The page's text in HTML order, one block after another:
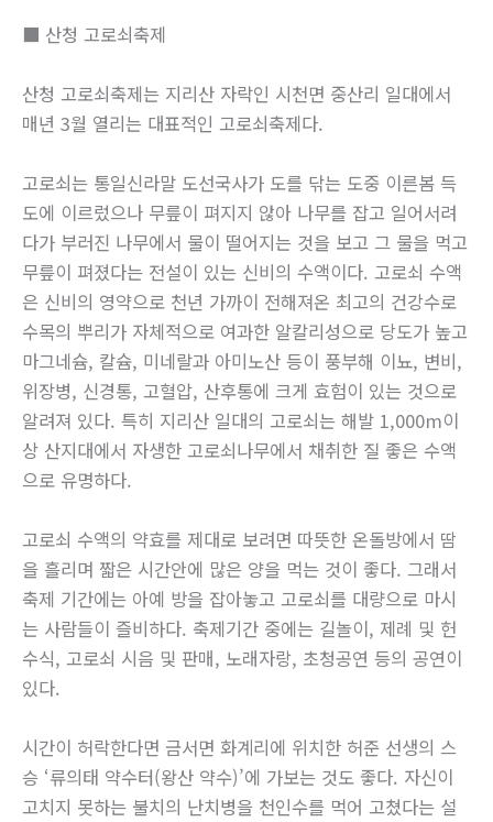
■ 산청 고로쇠축제
산청 고로쇠축제는 지리산 자락인 시천면 중산리 일대에서
매년 3월 열리는 대표적인 고로쇠축제다.
고로쇠는 통일신라말 도선국사가 도를 닦는 도중 이른봄 득
도에 이르렀으나 무릎이 펴지지 않아 나무를 잡고 일어서려
다가 부러진 나무에서 물이 떨어지는 것을 보고 그 물을 먹고
무릎이 펴졌다는 전설이 있는 신비의 수액이다. 고로쇠 수액
은 신비의 영약으로 천년 가까이 전해져온 최고의 건강수로
수목의 뿌리가 자체적으로 여과한 알칼리성으로 당도가 높고
마그네슘, 칼슘, 미네랄과 아미노산 등이 풍부해 이뇨, 변비,
위장병, 신경통, 고혈압, 산후통에 크게 효험이 있는 것으로
알려져 있다. 특히 지리산 일대의 고로쇠는 해발 1,000m이
상 산지대에서 자생한 고로쇠나무에서 채취한 질 좋은 수액
으로 유명하다.
고로쇠 수액의 약효를 제대로 보려면 따뜻한 온돌방에서 땀
을 흘리며 짧은 시간안에 많은 양을 먹는 것이 좋다. 그래서
축제 기간에는 아예 방을 잡아놓고 고로쇠를 대량으로 마시
는 사람들이 즐비하다. 축제기간 중에는 길놀이, 제례 및 헌
수식, 고로쇠 시음 및 판매, 노래자랑, 초청공연 등의 공연이
있다.
시간이 허락한다면 금서면 화계리에 위치한 허준 선생의 스
승 ‘류의태 약수터(왕산 약수)’에 가보는 것도 좋다. 자신이
고치지 못하는 불치의 난치병을 천인수를 먹어 고쳤다는 설